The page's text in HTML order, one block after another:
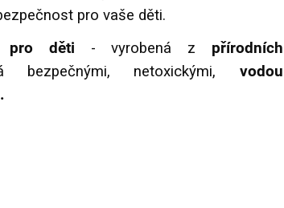
pro vaše děti.
pro děti - vyrobená z přírodních
bezpečnými, netoxickými, vodou